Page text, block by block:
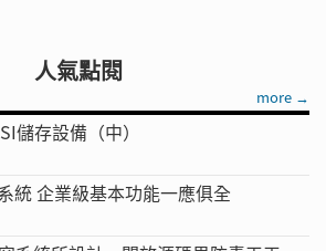
人氣點閱
more →
儲存設備（中）
統 企業級基本功能一應俱全